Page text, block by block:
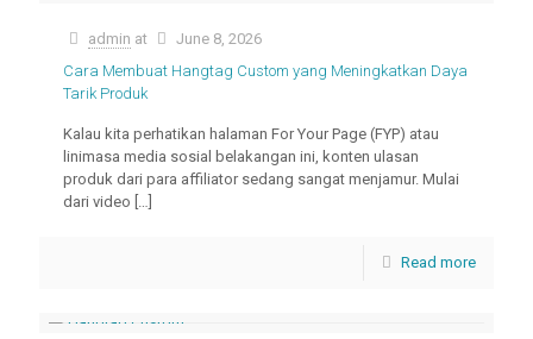
admin at
June 8, 2026
Cara Membuat Hangtag Custom yang Meningkatkan Daya
Tarik Produk
Kalau kita perhatikan halaman For Your Page (FYP) atau
linimasa media sosial belakangan ini, konten ulasan
produk dari para affiliator sedang sangat menjamur. Mulai
dari video […]
Read more